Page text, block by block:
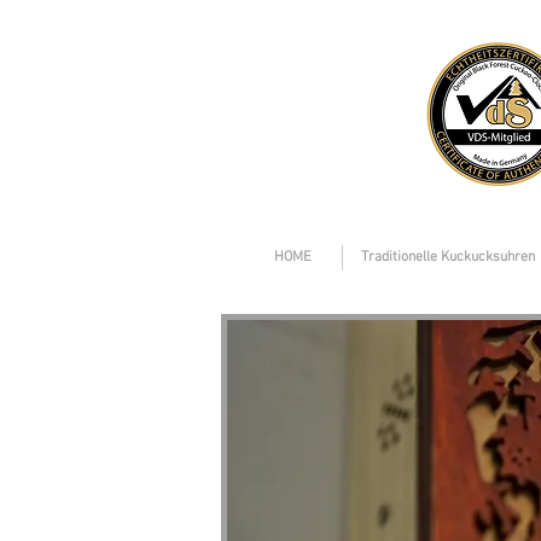
HOME Traditionelle Kuckucksuhren